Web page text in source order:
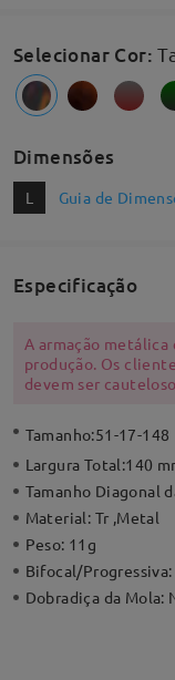
Selecionar Cor:
Dimensões
L Guia de
Especificação
A armação
produção. Os
devem ser
Tamanho:51-17-148
Largura Total:140
Tamanho Diagonal
Material: Tr ,Metal
Peso: 11g
Bifocal/
Dobradiça da Mola: